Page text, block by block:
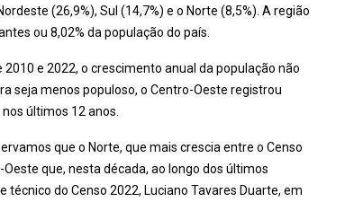
(26,9%), Sul (14,7%) e o Norte (8,5%). A região
ou 8,02% da população do país.
e 2022, o crescimento anual da população não
seja menos populoso, o Centro-Oeste registrou
últimos 12 anos.
que o Norte, que mais crescia entre o Censo
que, nesta década, ao longo dos últimos
técnico do Censo 2022, Luciano Tavares Duarte, em